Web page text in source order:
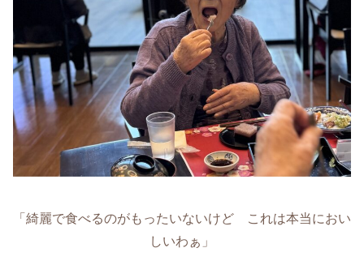
「綺麗で食べるのがもったいないけど これは本当におい
しいわぁ」